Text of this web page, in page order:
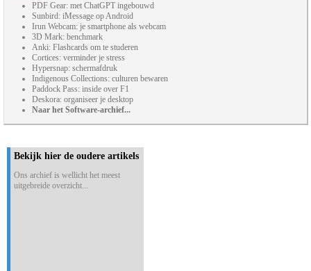
PDF Gear: met ChatGPT ingebouwd
Sunbird: iMessage op Android
Irun Webcam: je smartphone als webcam
3D Mark: benchmark
Anki: Flashcards om te studeren
Cortices: verminder je stress
Hypersnap: schermafdruk
Indigenous Collections: culturen bewaren
Paddock Pass: inside over F1
Deskora: organiseer je desktop
Naar het Software-archief...
Bekijk hier de oudere artikels
Ons archief is wellicht het meest
uitgebreide overzicht...